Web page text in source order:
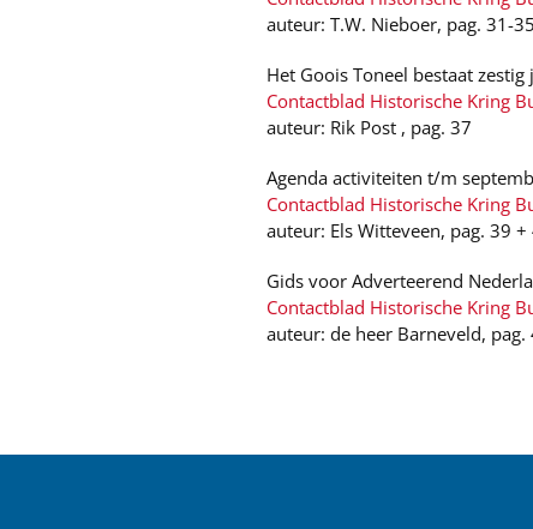
auteur: T.W. Nieboer, pag. 31-35
Het Goois Toneel bestaat
Contactblad Historische Kring
auteur: Rik Post , pag. 37
Agenda activiteiten t/m
Contactblad Historische Kring
auteur: Els Witteveen, pag. 39 +
Gids voor Adverteerend
Contactblad Historische Kring
auteur: de heer Barneveld, pag.